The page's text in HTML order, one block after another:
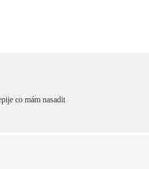
co mám nasadit